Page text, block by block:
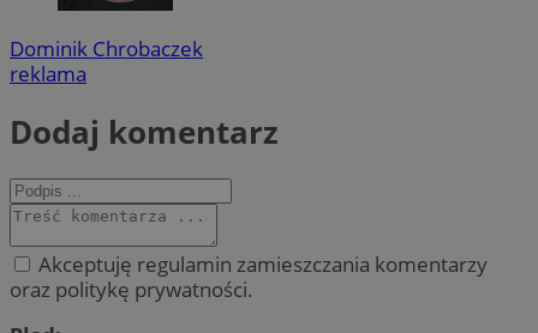
Dominik Chrobaczek
reklama
Dodaj komentarz
Akceptuję regulamin zamieszczania komentarzy
oraz politykę prywatności.